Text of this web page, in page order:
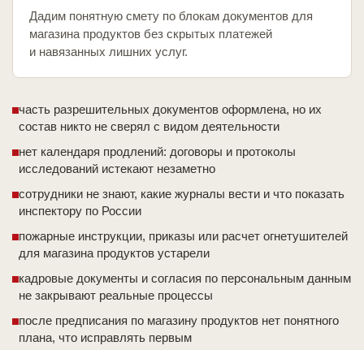
Дадим понятную смету по блокам документов для
магазина продуктов без скрытых платежей
и навязанных лишних услуг.
часть разрешительных документов оформлена, но их
состав никто не сверял с видом деятельности
нет календаря продлений: договоры и протоколы
исследований истекают незаметно
сотрудники не знают, какие журналы вести и что показать
инспектору по России
пожарные инструкции, приказы или расчет огнетушителей
для магазина продуктов устарели
кадровые документы и согласия по персональным данным
не закрывают реальные процессы
после предписания по магазину продуктов нет понятного
плана, что исправлять первым